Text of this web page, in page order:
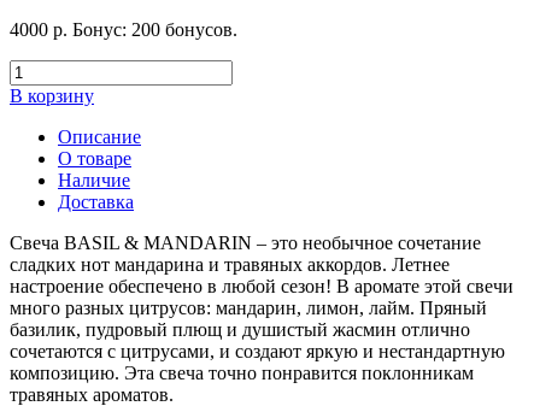
4000 р. Бонус: 200 бонусов.
В корзину
Описание
О товаре
Наличие
Доставка
Свеча BASIL & MANDARIN – это необычное сочетание
сладких нот мандарина и травяных аккордов. Летнее
настроение обеспечено в любой сезон! В аромате этой свечи
много разных цитрусов: мандарин, лимон, лайм. Пряный
базилик, пудровый плющ и душистый жасмин отлично
сочетаются с цитрусами, и создают яркую и нестандартную
композицию. Эта свеча точно понравится поклонникам
травяных ароматов.